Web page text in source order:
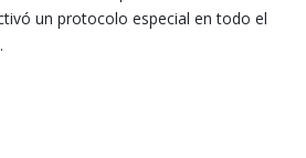
un protocolo especial en todo el